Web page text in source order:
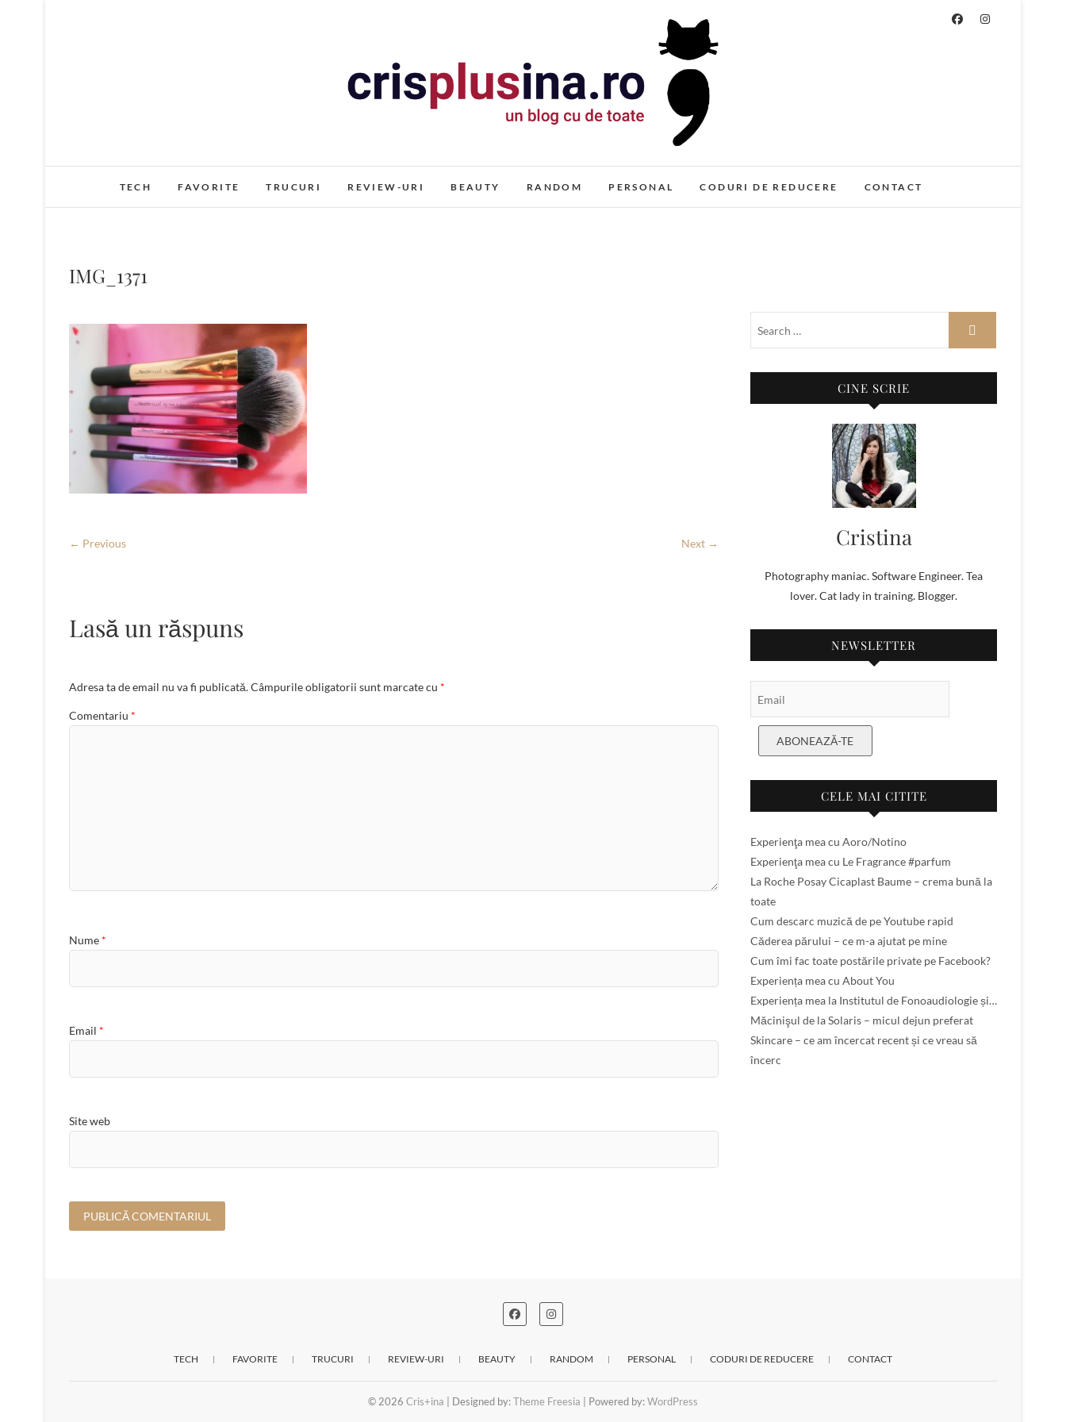
Cris+ina
TECH FAVORITE TRUCURI REVIEW-URI BEAUTY RANDOM PERSONAL CODURI DE REDUCERE CONTACT
IMG_1371
← Previous Next →
Lasă un răspuns
Adresa ta de email nu va fi publicată.Câmpurile obligatorii sunt marcate cu *
Comentariu *
Nume *
Email *
Site web
CINE SCRIE
Cristina
Photography maniac. Software Engineer. Tea
lover. Cat lady in training. Blogger.
NEWSLETTER
ABONEAZĂ-TE
CELE MAI CITITE
Experienţa mea cu Aoro/Notino
Experienţa mea cu Le Fragrance #parfum
La Roche Posay Cicaplast Baume – crema bună la
toate
Cum descarc muzică de pe Youtube rapid
Căderea părului – ce m-a ajutat pe mine
Cum îmi fac toate postările private pe Facebook?
Experiența mea cu About You
Experiența mea la Institutul de Fonoaudiologie și…
Măcinişul de la Solaris – micul dejun preferat
Skincare – ce am încercat recent și ce vreau să
încerc
TECH FAVORITE TRUCURI REVIEW-URI BEAUTY RANDOM PERSONAL CODURI DE REDUCERE CONTACT
© 2026 Cris+ina | Designed by:Theme Freesia | Powered by:WordPress